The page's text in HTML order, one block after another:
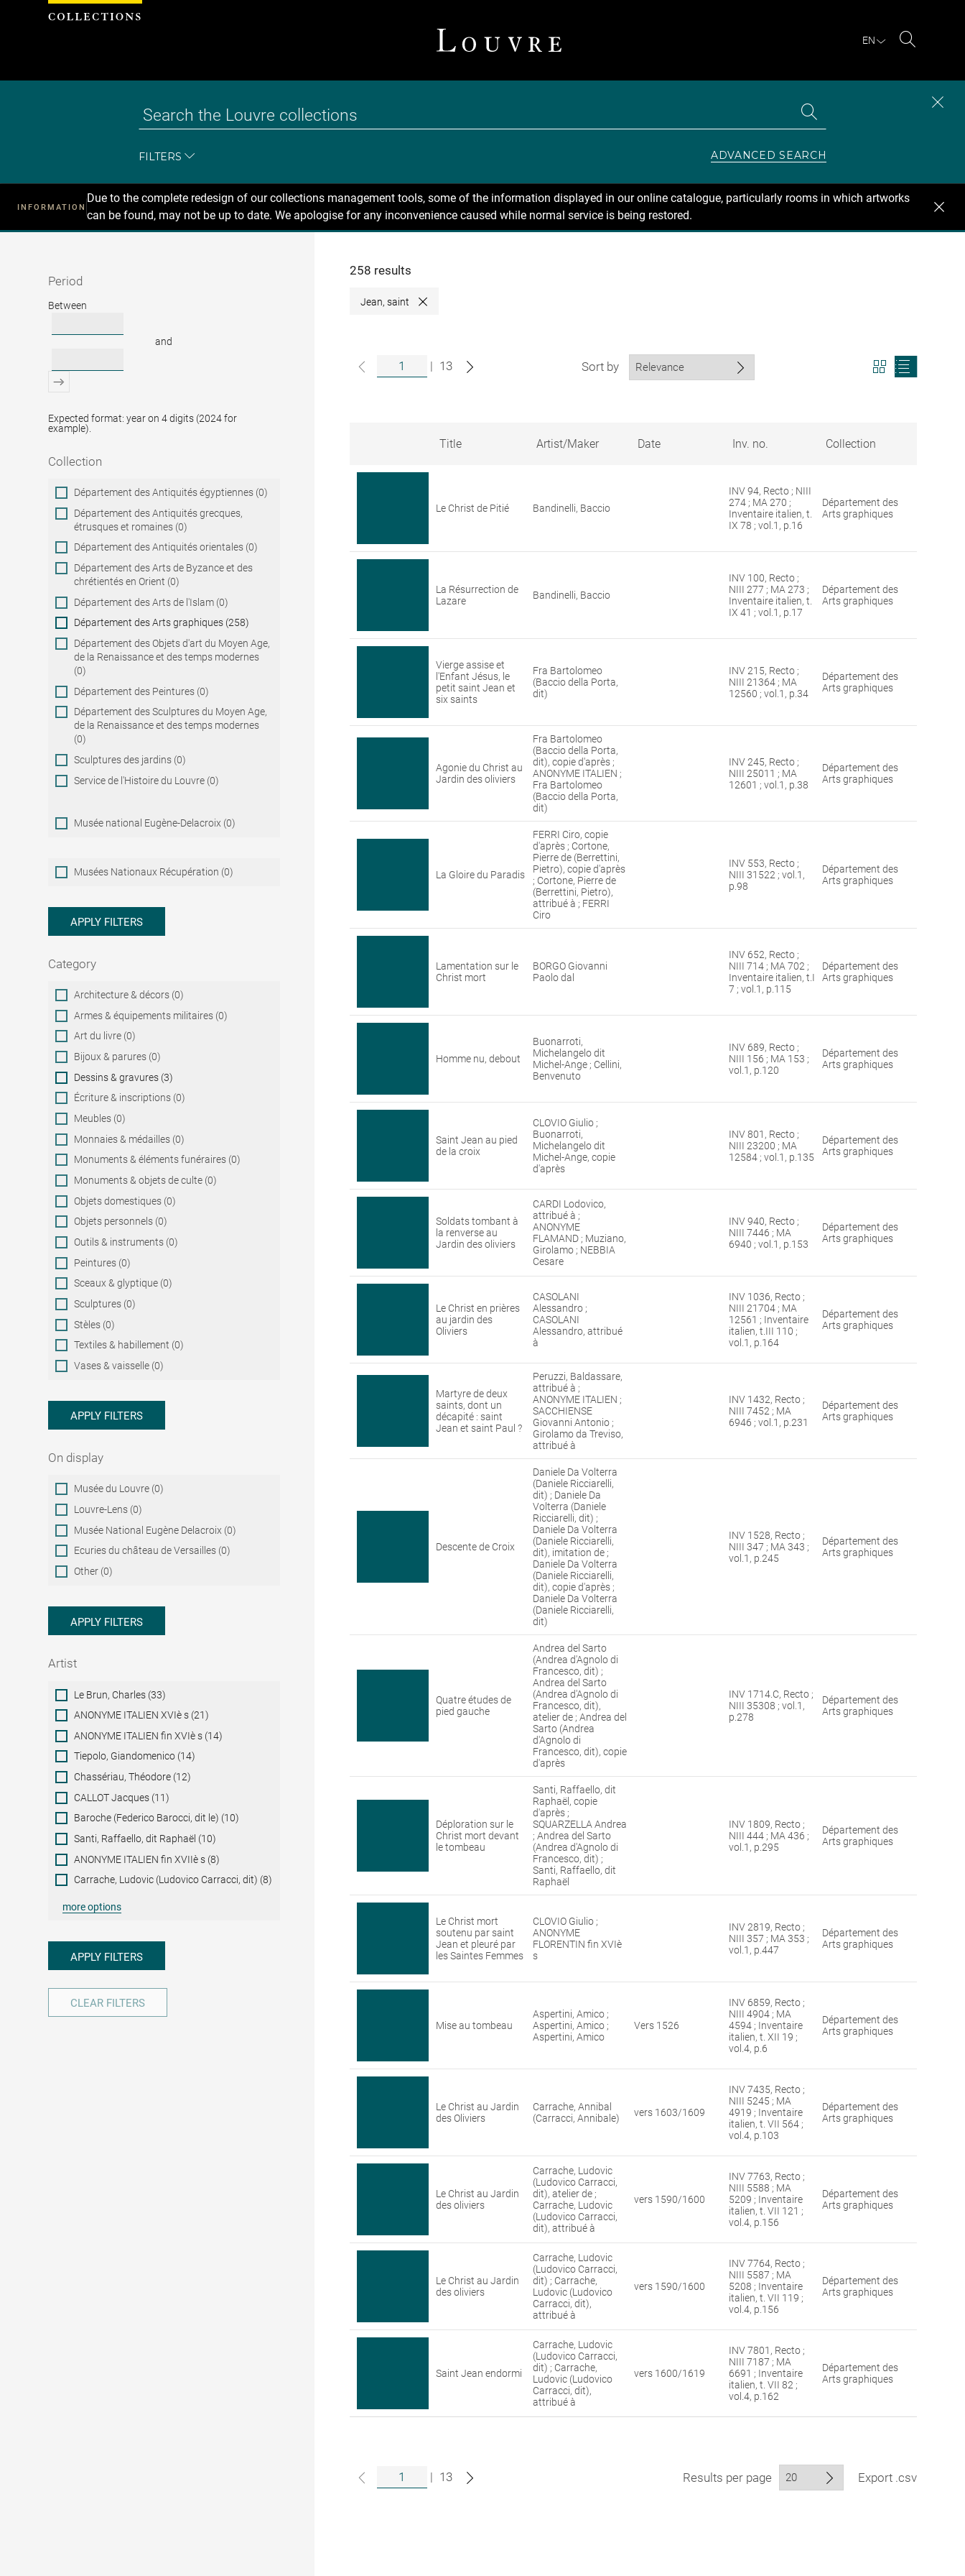
EN
FILTERS ADVANCED SEARCH
INFORMATION
Due to the complete redesign of our collections management tools, some of the information displayed in our online catalogue, particularly rooms in which artworks
can be found, may not be up to date. We apologise for any inconvenience caused while normal service is being restored.
Recherche
Period
Period
Between
and
Expected format: year on 4 digits (2024 for
example).
Collection
Collection
Département des Antiquités égyptiennes (0)
Département des Antiquités grecques,
étrusques et romaines (0)
Département des Antiquités orientales (0)
Département des Arts de Byzance et des
chrétientés en Orient (0)
Département des Arts de l'Islam (0)
Département des Arts graphiques (258)
Département des Objets d'art du Moyen Age,
de la Renaissance et des temps modernes
(0)
Département des Peintures (0)
Département des Sculptures du Moyen Age,
de la Renaissance et des temps modernes
(0)
Sculptures des jardins (0)
Service de l'Histoire du Louvre (0)
Musée national Eugène-Delacroix (0)
Musées
Nationaux
Musées Nationaux Récupération (0)
APPLY FILTERS
Category
Category
Architecture & décors (0)
Armes & équipements militaires (0)
Art du livre (0)
Bijoux & parures (0)
Dessins & gravures (3)
Écriture & inscriptions (0)
Meubles (0)
Monnaies & médailles (0)
Monuments & éléments funéraires (0)
Monuments & objets de culte (0)
Objets domestiques (0)
Objets personnels (0)
Outils & instruments (0)
Peintures (0)
Sceaux & glyptique (0)
Sculptures (0)
Stèles (0)
Textiles & habillement (0)
Vases & vaisselle (0)
APPLY FILTERS
On display
On
display
Musée du Louvre (0)
Louvre-Lens (0)
Musée National Eugène Delacroix (0)
Ecuries du château de Versailles (0)
Other (0)
APPLY FILTERS
Artist
ArtistLe Brun, Charles (33)
ANONYME ITALIEN XVIè s (21)
ANONYME ITALIEN fin XVIè s (14)
Tiepolo, Giandomenico (14)
Chassériau, Théodore (12)
CALLOT Jacques (11)
Baroche (Federico Barocci, dit le) (10)
Santi, Raffaello, dit Raphaël (10)
ANONYME ITALIEN fin XVIIè s (8)
Carrache, Ludovic (Ludovico Carracci, dit) (8)
more options
APPLY FILTERS
CLEAR FILTERS
258 results
Jean, saint Close
| 13 Sort by
View
search
Search
Louvre
collections
Title Artist/Maker Date Inv. no. Collection
Le Christ de Pitié Bandinelli, Baccio
INV 94, Recto ; NIII
274 ; MA 270 ;
Inventaire italien, t.
IX 78 ; vol.1, p.16
Département des
Arts graphiques
La Résurrection de
Lazare
Bandinelli, Baccio
INV 100, Recto ;
NIII 277 ; MA 273 ;
Inventaire italien, t.
IX 41 ; vol.1, p.17
Département des
Arts graphiques
Vierge assise et
l'Enfant Jésus, le
petit saint Jean et
six saints
Fra Bartolomeo
(Baccio della Porta,
dit)
INV 215, Recto ;
NIII 21364 ; MA
12560 ; vol.1, p.34
Département des
Arts graphiques
Agonie du Christ au
Jardin des oliviers
Fra Bartolomeo
(Baccio della Porta,
dit), copie d'après ;
ANONYME ITALIEN ;
Fra Bartolomeo
(Baccio della Porta,
dit)
INV 245, Recto ;
NIII 25011 ; MA
12601 ; vol.1, p.38
Département des
Arts graphiques
La Gloire du Paradis
FERRI Ciro, copie
d'après ; Cortone,
Pierre de (Berrettini,
Pietro), copie d'après
; Cortone, Pierre de
(Berrettini, Pietro),
attribué à ; FERRI
Ciro
INV 553, Recto ;
NIII 31522 ; vol.1,
p.98
Département des
Arts graphiques
Lamentation sur le
Christ mort
BORGO Giovanni
Paolo dal
INV 652, Recto ;
NIII 714 ; MA 702 ;
Inventaire italien, t.I
7 ; vol.1, p.115
Département des
Arts graphiques
Homme nu, debout
Buonarroti,
Michelangelo dit
Michel-Ange ; Cellini,
Benvenuto
INV 689, Recto ;
NIII 156 ; MA 153 ;
vol.1, p.120
Département des
Arts graphiques
Saint Jean au pied
de la croix
CLOVIO Giulio ;
Buonarroti,
Michelangelo dit
Michel-Ange, copie
d'après
INV 801, Recto ;
NIII 23200 ; MA
12584 ; vol.1, p.135
Département des
Arts graphiques
Soldats tombant à
la renverse au
Jardin des oliviers
CARDI Lodovico,
attribué à ;
ANONYME
FLAMAND ; Muziano,
Girolamo ; NEBBIA
Cesare
INV 940, Recto ;
NIII 7446 ; MA
6940 ; vol.1, p.153
Département des
Arts graphiques
Le Christ en prières
au jardin des
Oliviers
CASOLANI
Alessandro ;
CASOLANI
Alessandro, attribué
à
INV 1036, Recto ;
NIII 21704 ; MA
12561 ; Inventaire
italien, t.III 110 ;
vol.1, p.164
Département des
Arts graphiques
Martyre de deux
saints, dont un
décapité : saint
Jean et saint Paul ?
Peruzzi, Baldassare,
attribué à ;
ANONYME ITALIEN ;
SACCHIENSE
Giovanni Antonio ;
Girolamo da Treviso,
attribué à
INV 1432, Recto ;
NIII 7452 ; MA
6946 ; vol.1, p.231
Département des
Arts graphiques
Descente de Croix
Daniele Da Volterra
(Daniele Ricciarelli,
dit) ; Daniele Da
Volterra (Daniele
Ricciarelli, dit) ;
Daniele Da Volterra
(Daniele Ricciarelli,
dit), imitation de ;
Daniele Da Volterra
(Daniele Ricciarelli,
dit), copie d'après ;
Daniele Da Volterra
(Daniele Ricciarelli,
dit)
INV 1528, Recto ;
NIII 347 ; MA 343 ;
vol.1, p.245
Département des
Arts graphiques
Quatre études de
pied gauche
Andrea del Sarto
(Andrea d'Agnolo di
Francesco, dit) ;
Andrea del Sarto
(Andrea d'Agnolo di
Francesco, dit),
atelier de ; Andrea del
Sarto (Andrea
d'Agnolo di
Francesco, dit), copie
d'après
INV 1714.C, Recto ;
NIII 35308 ; vol.1,
p.278
Département des
Arts graphiques
Déploration sur le
Christ mort devant
le tombeau
Santi, Raffaello, dit
Raphaël, copie
d'après ;
SQUARZELLA Andrea
; Andrea del Sarto
(Andrea d'Agnolo di
Francesco, dit) ;
Santi, Raffaello, dit
Raphaël
INV 1809, Recto ;
NIII 444 ; MA 436 ;
vol.1, p.295
Département des
Arts graphiques
Le Christ mort
soutenu par saint
Jean et pleuré par
les Saintes Femmes
CLOVIO Giulio ;
ANONYME
FLORENTIN fin XVIè
s
INV 2819, Recto ;
NIII 357 ; MA 353 ;
vol.1, p.447
Département des
Arts graphiques
Mise au tombeau
Aspertini, Amico ;
Aspertini, Amico ;
Aspertini, Amico
Vers 1526
INV 6859, Recto ;
NIII 4904 ; MA
4594 ; Inventaire
italien, t. XII 19 ;
vol.4, p.6
Département des
Arts graphiques
Le Christ au Jardin
des Oliviers
Carrache, Annibal
(Carracci, Annibale)
vers 1603/1609
INV 7435, Recto ;
NIII 5245 ; MA
4919 ; Inventaire
italien, t. VII 564 ;
vol.4, p.103
Département des
Arts graphiques
Le Christ au Jardin
des oliviers
Carrache, Ludovic
(Ludovico Carracci,
dit), atelier de ;
Carrache, Ludovic
(Ludovico Carracci,
dit), attribué à
vers 1590/1600
INV 7763, Recto ;
NIII 5588 ; MA
5209 ; Inventaire
italien, t. VII 121 ;
vol.4, p.156
Département des
Arts graphiques
Le Christ au Jardin
des oliviers
Carrache, Ludovic
(Ludovico Carracci,
dit) ; Carrache,
Ludovic (Ludovico
Carracci, dit),
attribué à
vers 1590/1600
INV 7764, Recto ;
NIII 5587 ; MA
5208 ; Inventaire
italien, t. VII 119 ;
vol.4, p.156
Département des
Arts graphiques
Saint Jean endormi
Carrache, Ludovic
(Ludovico Carracci,
dit) ; Carrache,
Ludovic (Ludovico
Carracci, dit),
attribué à
vers 1600/1619
INV 7801, Recto ;
NIII 7187 ; MA
6691 ; Inventaire
italien, t. VII 82 ;
vol.4, p.162
Département des
Arts graphiques
| 13 Results per page Export .csv
Cookies management panel